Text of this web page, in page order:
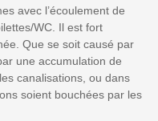
avec l’écoulement de
WC. Il est fort
Que se soit causé par
une accumulation de
canalisations, ou dans
soient bouchées par les